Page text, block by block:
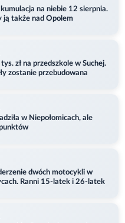
kumulacja na niebie 12 sierpnia.
ją także nad Opolem
zł na przedszkole w Suchej.
zostanie przebudowana
w Niepołomicach, ale
dwóch motocykli w
Ranni 15-latek i 26-latek